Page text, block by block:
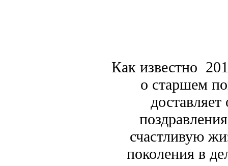
Как известно
о старшем
счастливую
поколения в